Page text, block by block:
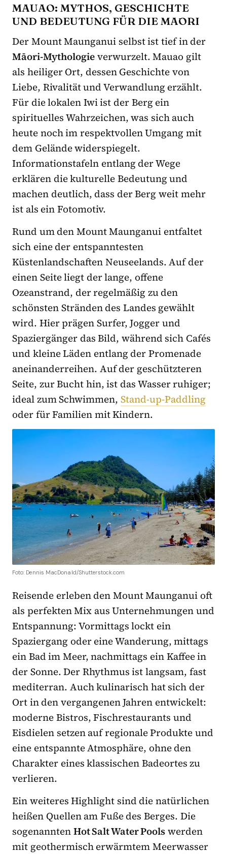
MAUAO: MYTHOS, GESCHICHTE
UND BEDEUTUNG FÜR DIE MĀORI
Der Mount Maunganui selbst ist tief in der
Māori-Mythologieverwurzelt. Mauao gilt
als heiliger Ort, dessen Geschichte von
Liebe, Rivalität und Verwandlung erzählt.
Für die lokalen Iwi ist der Berg ein
spirituelles Wahrzeichen, was sich auch
heute noch im respektvollen Umgang mit
dem Gelände widerspiegelt.
Informationstafeln entlang der Wege
erklären die kulturelle Bedeutung und
machen deutlich, dass der Berg weit mehr
ist als ein Fotomotiv.
Rund um den Mount Maunganui entfaltet
sich eine der entspanntesten
Küstenlandschaften Neuseelands. Auf der
einen Seite liegt der lange, offene
Ozeanstrand, der regelmäßig zu den
schönsten Stränden des Landes gewählt
wird. Hier prägen Surfer, Jogger und
Spaziergänger das Bild, während sich Cafés
und kleine Läden entlang der Promenade
aneinanderreihen. Auf der geschützteren
Seite, zur Bucht hin, ist das Wasser ruhiger;
ideal zum Schwimmen, Stand-up-Paddling
oder für Familien mit Kindern.
Foto: Dennis MacDonald/Shutterstock.com
Reisende erleben den Mount Maunganui oft
als perfekten Mix aus Unternehmungen und
Entspannung: Vormittags lockt ein
Spaziergang oder eine Wanderung, mittags
ein Bad im Meer, nachmittags ein Kaffee in
der Sonne. Der Rhythmus ist langsam, fast
mediterran. Auch kulinarisch hat sich der
Ort in den vergangenen Jahren entwickelt:
moderne Bistros, Fischrestaurants und
Eisdielen setzen auf regionale Produkte und
eine entspannte Atmosphäre, ohne den
Charakter eines klassischen Badeortes zu
verlieren.
Ein weiteres Highlight sind die natürlichen
heißen Quellen am Fuße des Berges. Die
sogenanntenHot Salt Water Poolswerden
mit geothermisch erwärmtem Meerwasser